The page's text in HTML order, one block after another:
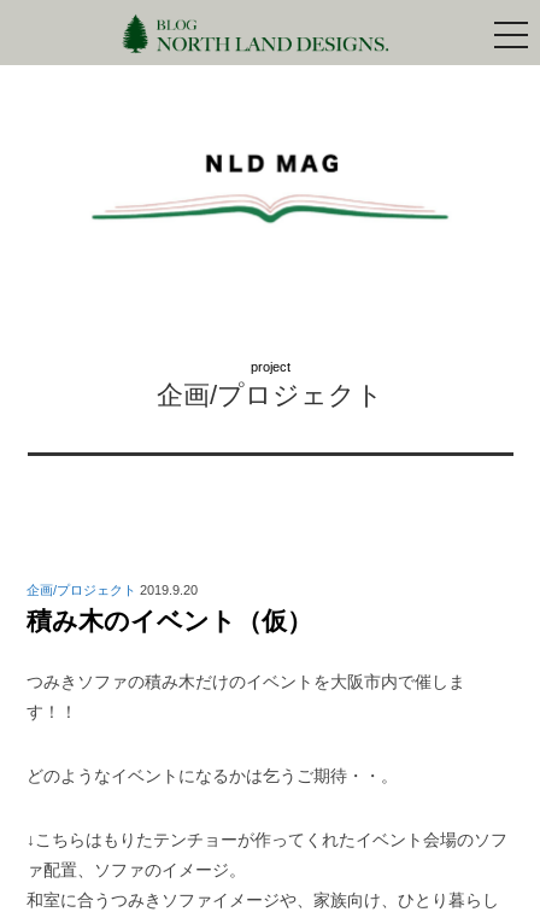
project
企画/プロジェクト
企画/プロジェクト 2019.9.20
積み木のイベント（仮）
つみきソファの積み木だけのイベントを大阪市内で催しま
す！！
どのようなイベントになるかは乞うご期待・・。
↓こちらはもりたテンチョーが作ってくれたイベント会場のソフ
ァ配置、ソファのイメージ。
和室に合うつみきソファイメージや、家族向け、ひとり暮らし